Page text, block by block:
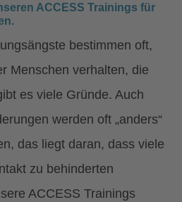
ACCESS Trainings für
bestimmen oft,
Menschen verhalten, die
es viele Gründe. Auch
werden oft „anders“
das liegt daran, dass viele
zu behinderten
ACCESS Trainings